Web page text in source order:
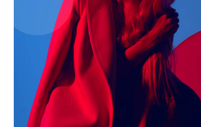
Jagruk Janta